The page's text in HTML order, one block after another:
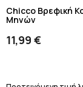
to
the
beginning
gallery
Chicco Βρεφική
Μηνών
11,99 €